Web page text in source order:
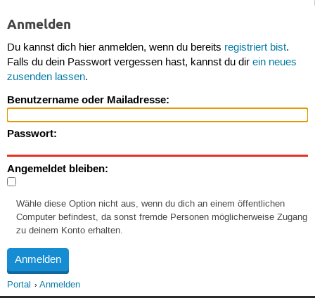
Anmelden
Du kannst dich hier anmelden, wenn du bereits registriert bist.
Falls du dein Passwort vergessen hast, kannst du dir ein neues
zusenden lassen.
Benutzername oder Mailadresse:
Passwort:
Angemeldet bleiben:
Wähle diese Option nicht aus, wenn du dich an einem öffentlichen
Computer befindest, da sonst fremde Personen möglicherweise Zugang
zu deinem Konto erhalten.
Portal Anmelden